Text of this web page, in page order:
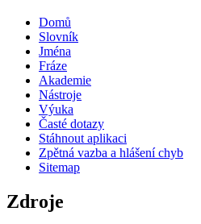
Domů
Slovník
Jména
Fráze
Akademie
Nástroje
Výuka
Časté dotazy
Stáhnout aplikaci
Zpětná vazba a hlášení chyb
Sitemap
Zdroje